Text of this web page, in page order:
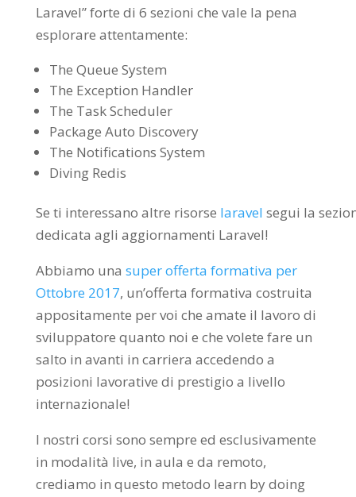
Laravel” forte di 6 sezioni che vale la pena
esplorare attentamente:
The Queue System
The Exception Handler
The Task Scheduler
Package Auto Discovery
The Notifications System
Diving Redis
Se ti interessano altre risorse laravel segui la
dedicata agli aggiornamenti Laravel!
Abbiamo una super offerta formativa per
Ottobre 2017, un’offerta formativa costruita
appositamente per voi che amate il lavoro di
sviluppatore quanto noi e che volete fare un
salto in avanti in carriera accedendo a
posizioni lavorative di prestigio a livello
internazionale!
I nostri corsi sono sempre ed esclusivamente
in modalità live, in aula e da remoto,
crediamo in questo metodo learn by doing